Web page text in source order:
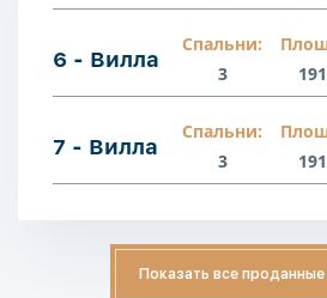
6 - Вилла
Спальни:
3
7 - Вилла
Спальни:
3
Показать все